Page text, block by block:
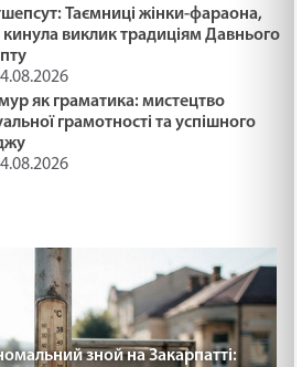
ФЛАМІНГО /1488/ Майтеся файно
ЛЮДИ /1487/ Майтеся файно
І ПРИБИРАННЯ /1486/ Майтеся
Таємниці жінки-фараона,
кинула виклик традиціям Давнього
як граматика: мистецтво
грамотності та успішного
зной на Закарпатті: